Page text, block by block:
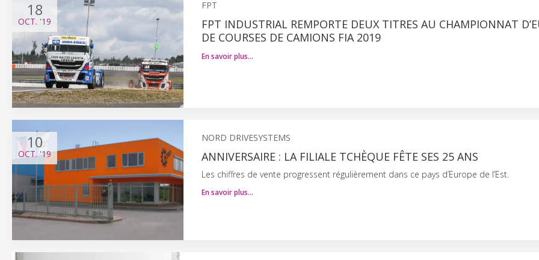
18
OCT. '19
FPT
FPT INDUSTRIAL REMPORTE DEUX TITRES AU CHAMPIONNAT
DE COURSES DE CAMIONS FIA 2019
En savoir plus…
10
OCT. '19
NORD DRIVESYSTEMS
ANNIVERSAIRE : LA FILIALE TCHÈQUE FÊTE SES 25 ANS
Les chiffres de vente progressent régulièrement dans ce pays d’Europe de l’Est.
En savoir plus…